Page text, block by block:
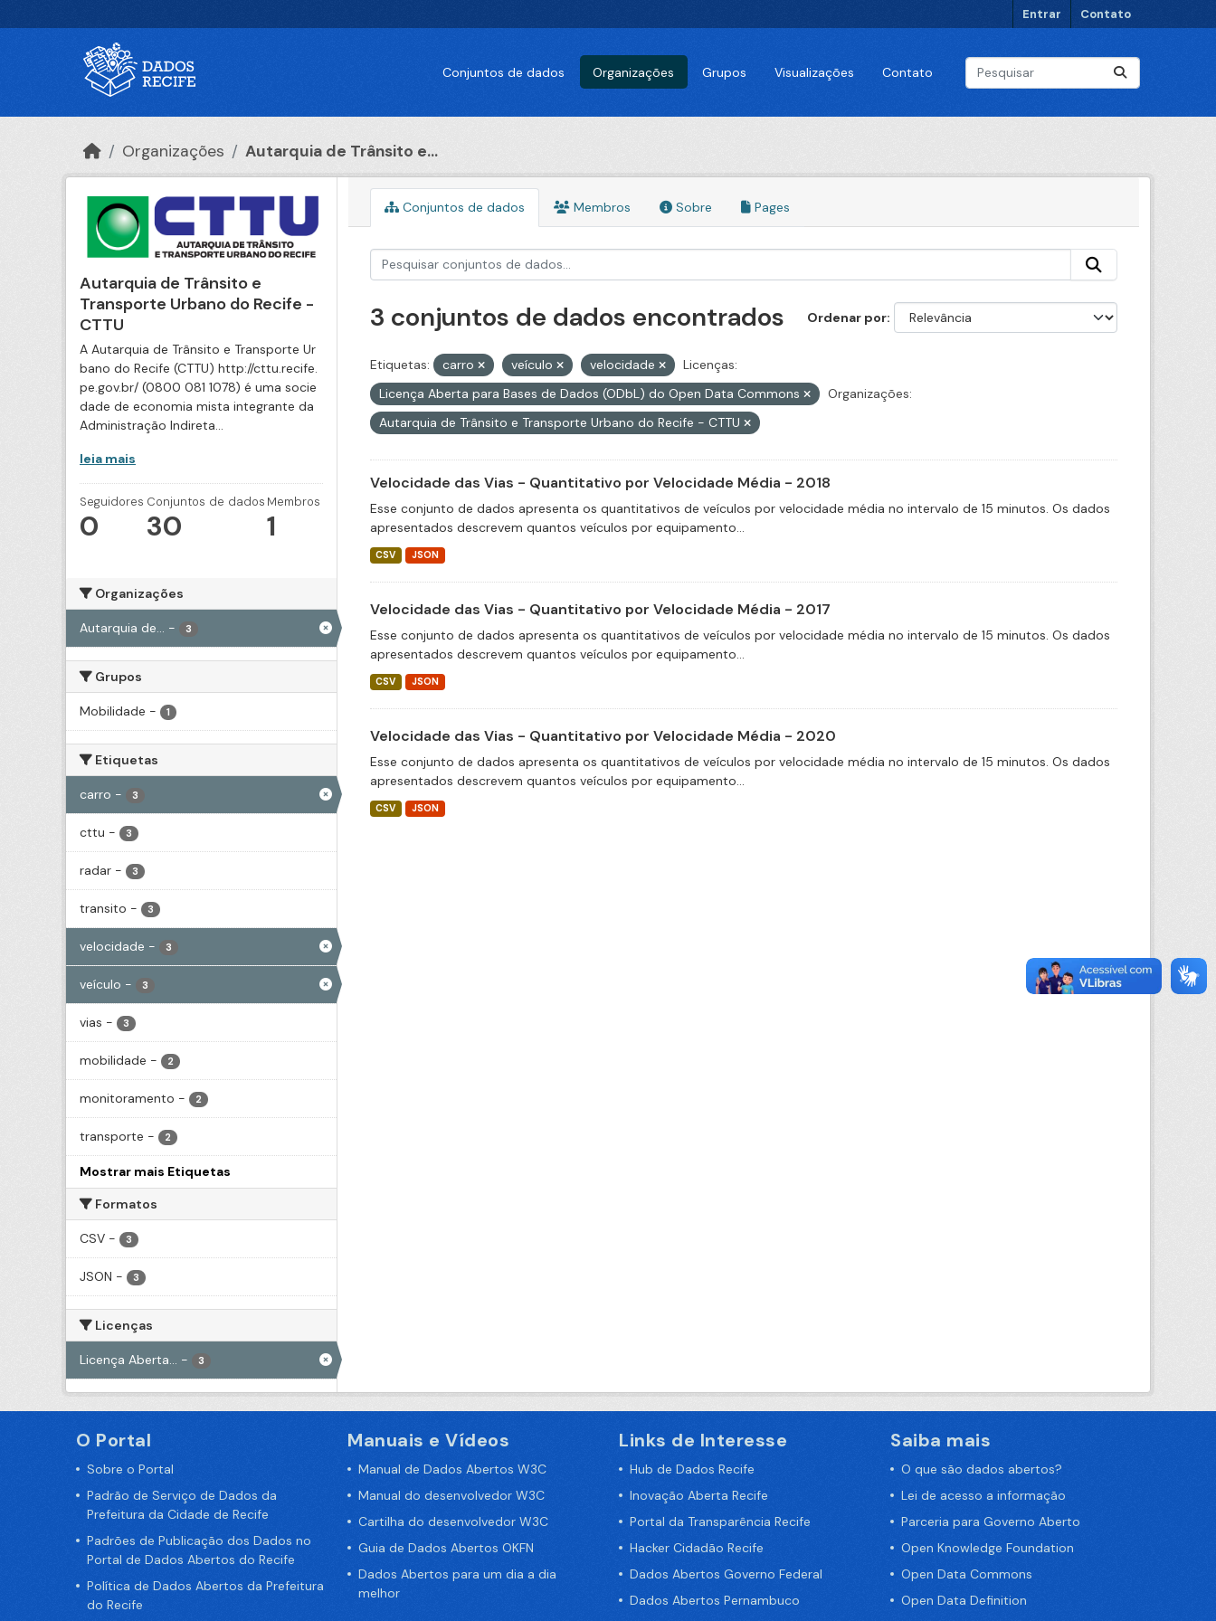
Entrar Contato
Conjuntos de dados Organizações Grupos Visualizações Contato
Organizações Autarquia de Trânsito e...
Autarquia de Trânsito e
Transporte Urbano do Recife -
CTTU
A Autarquia de Trânsito e Transporte Ur
bano do Recife (CTTU) http://cttu.recife.
pe.gov.br/ (0800 081 1078) é uma socie
dade de economia mista integrante da
Administração Indireta...
leia mais
Seguidores
0
Conjuntos de dados
30
Membros
1
Organizações
Autarquia de... - 3
Grupos
Mobilidade - 1
Etiquetas
carro - 3
cttu - 3
radar - 3
transito - 3
velocidade - 3
veículo - 3
vias - 3
mobilidade - 2
monitoramento - 2
transporte - 2
Mostrar mais Etiquetas
Formatos
CSV - 3
JSON - 3
Licenças
Licença Aberta... - 3
Conjuntos de dados Membros Sobre Pages
Ordenar por
3 conjuntos de dados encontrados
Etiquetas: carro veículo velocidade
Licenças:
Licença Aberta para Bases de Dados (ODbL) do Open Data Commons
Organizações:
Autarquia de Trânsito e Transporte Urbano do Recife - CTTU
Velocidade das Vias - Quantitativo por Velocidade Média - 2018
Esse conjunto de dados apresenta os quantitativos de veículos por velocidade média no intervalo de 15 minutos. Os dados
apresentados descrevem quantos veículos por equipamento...
CSV JSON
Velocidade das Vias - Quantitativo por Velocidade Média - 2017
Esse conjunto de dados apresenta os quantitativos de veículos por velocidade média no intervalo de 15 minutos. Os dados
apresentados descrevem quantos veículos por equipamento...
CSV JSON
Velocidade das Vias - Quantitativo por Velocidade Média - 2020
Esse conjunto de dados apresenta os quantitativos de veículos por velocidade média no intervalo de 15 minutos. Os dados
apresentados descrevem quantos veículos por equipamento...
CSV JSON
O Portal
Sobre o Portal
Padrão de Serviço de Dados da
Prefeitura da Cidade de Recife
Padrões de Publicação dos Dados no
Portal de Dados Abertos do Recife
Política de Dados Abertos da Prefeitura
do Recife
Manuais e Vídeos
Manual de Dados Abertos W3C
Manual do desenvolvedor W3C
Cartilha do desenvolvedor W3C
Guia de Dados Abertos OKFN
Dados Abertos para um dia a dia
melhor
Links de Interesse
Hub de Dados Recife
Inovação Aberta Recife
Portal da Transparência Recife
Hacker Cidadão Recife
Dados Abertos Governo Federal
Dados Abertos Pernambuco
Saiba mais
O que são dados abertos?
Lei de acesso a informação
Parceria para Governo Aberto
Open Knowledge Foundation
Open Data Commons
Open Data Definition